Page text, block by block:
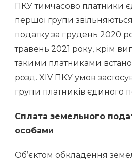
ПКУ тимчасово платники
першої групи
податку за грудень 2020
травень 2021 року, крім
такими платниками
розд. XIV ПКУ умов
групи платників єдиного
Сплата земельного
особами
Об’єктом обкладення